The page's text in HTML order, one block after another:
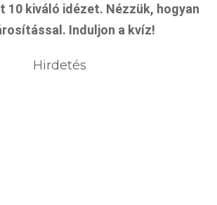
10 kiváló idézet. Nézzük, hogyan
Induljon a kvíz!
Hirdetés